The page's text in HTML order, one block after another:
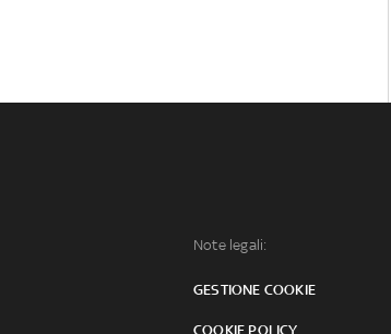
Note legali:
GESTIONE COOKIE
COOKIE POLICY